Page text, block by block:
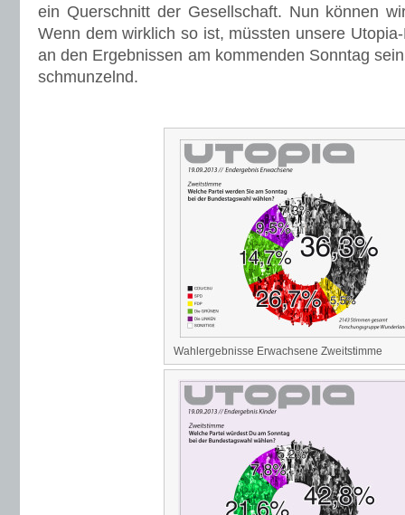
ein Querschnitt der Gesellschaft. Nun können
Wenn dem wirklich so ist, müssten unsere
an den Ergebnissen am kommenden Sonntag
schmunzelnd.
Wahlergebnisse Erwachsene Zweitstimme